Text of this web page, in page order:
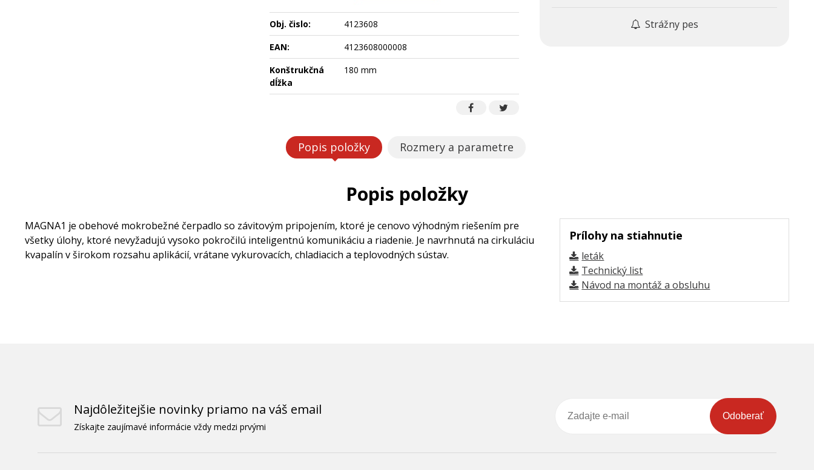
Strážny pes
Obj. čislo:
4123608
EAN:
4123608000008
Konštrukčná
dĺžka
180 mm
Popis položky Rozmery a parametre
Popis položky
Prílohy na stiahnutie
leták
Technický list
Návod na montáž a obsluhu
MAGNA1 je obehové mokrobežné čerpadlo so závitovým pripojením, ktoré je cenovo výhodným riešením pre
všetky úlohy, ktoré nevyžadujú vysoko pokročilú inteligentnú komunikáciu a riadenie. Je navrhnutá na cirkuláciu
kvapalín v širokom rozsahu aplikácií, vrátane vykurovacích, chladiacich a teplovodných sústav.
Najdôležitejšie novinky priamo na váš email
Získajte zaujímavé informácie vždy medzi prvými
Odoberať